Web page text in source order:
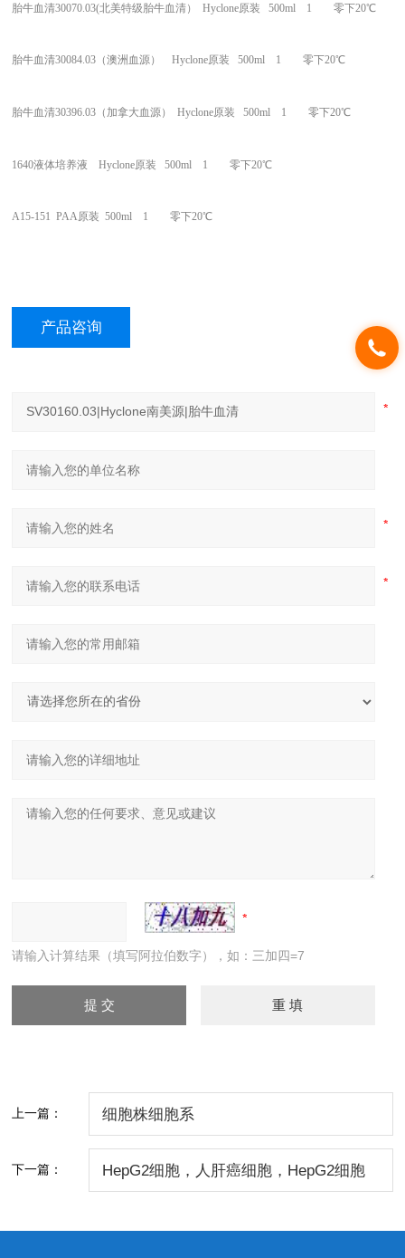
胎牛血清30070.03(北美特级胎牛血清） Hyclone原装 500ml 1 零下20℃
胎牛血清30084.03（澳洲血源） Hyclone原装 500ml 1 零下20℃
胎牛血清30396.03（加拿大血源） Hyclone原装 500ml 1 零下20℃
1640液体培养液 Hyclone原装 500ml 1 零下20℃
A15-151 PAA原装 500ml 1 零下20℃
产品咨询
请输入计算结果（填写阿拉伯数字），如：三加四=7
上一篇： 细胞株细胞系
下一篇： HepG2细胞，人肝癌细胞，HepG2细胞